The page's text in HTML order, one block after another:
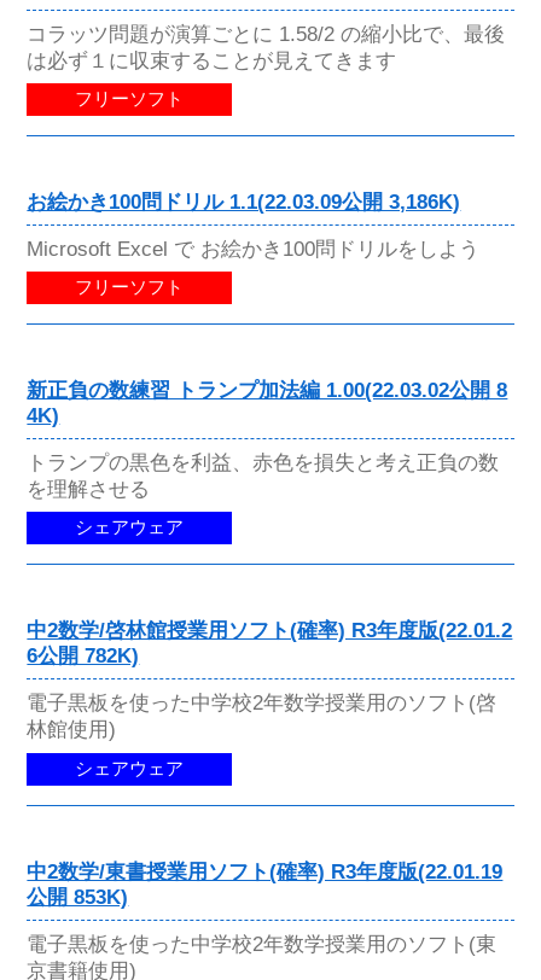
コラッツ問題が演算ごとに 1.58/2 の縮小比で、最後
は必ず１に収束することが見えてきます
フリーソフト
お絵かき100問ドリル 1.1(22.03.09公開 3,186K)
Microsoft Excel で お絵かき100問ドリルをしよう
フリーソフト
新正負の数練習 トランプ加法編 1.00(22.03.02公開 8
4K)
トランプの黒色を利益、赤色を損失と考え正負の数
を理解させる
シェアウェア
中2数学/啓林館授業用ソフト(確率) R3年度版(22.01.2
6公開 782K)
電子黒板を使った中学校2年数学授業用のソフト(啓
林館使用)
シェアウェア
中2数学/東書授業用ソフト(確率) R3年度版(22.01.19
公開 853K)
電子黒板を使った中学校2年数学授業用のソフト(東
京書籍使用)